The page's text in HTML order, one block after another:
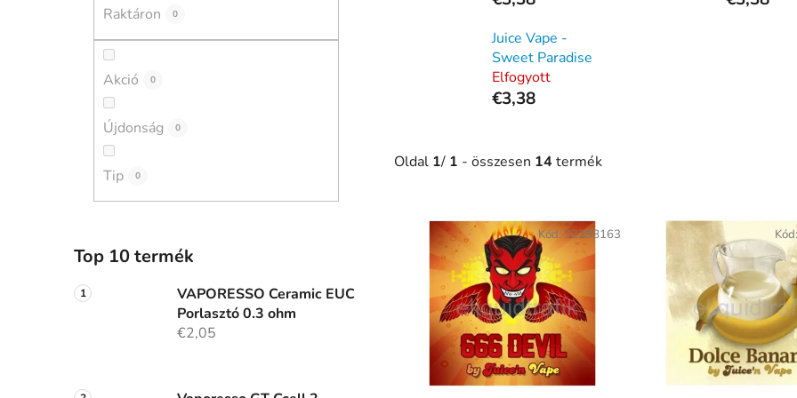
Raktáron 0
Akció 0
Újdonság 0
Tip 0
Top 10 termék
VAPORESSO Ceramic EUC
Porlasztó 0.3 ohm
€2,05
Juice Vape -
Sweet Paradise
Elfogyott
€3,38
Oldal 1/ 1 - összesen 14termék
Kód: 32288163